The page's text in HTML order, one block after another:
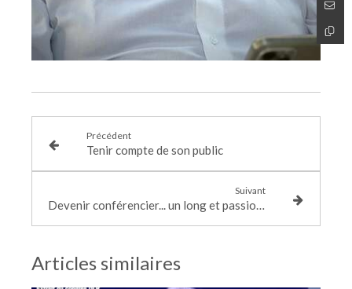
Précédent
Tenir compte de son public
Suivant
Devenir conférencier... un long et passionnant chemin !
Articles similaires